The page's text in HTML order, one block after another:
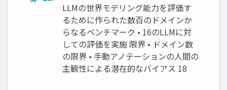
LLMの世界モデリング能力を評価す
るために作られた数百のドメインか
らなるベンチマーク • 16のLLMに対
しての評価を実施 限界 • ドメイン数
の限界 • 手動アノテーションの人間の
主観性による潜在的なバイアス 18